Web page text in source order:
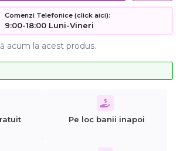
Comenzi Telefonice (click aici):
9:00-18:00 Luni-Vineri
acum la acest produs.
Pe loc banii inapoi